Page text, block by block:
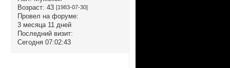
Возраст: 43 [1983-07-30]
Провел на форуме:
3 месяца 11 дней
Последний визит:
Сегодня 07:02:43